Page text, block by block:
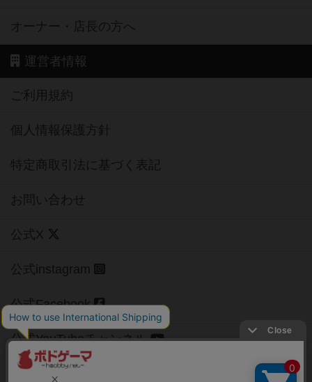
オーナー・店長の方へ
運営者情報
ご利用規約
個人情報保護方針
特定商取引法に基づく表記
お問い合わせ
公式X
公式instagram
公式Facebook
公式YouTubeチャンネル